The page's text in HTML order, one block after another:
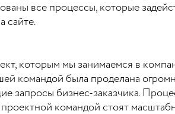
все процессы, которые
сайте.
которым мы занимаемся в
командой была проделана
запросы бизнес-заказчика.
проектной командой стоят